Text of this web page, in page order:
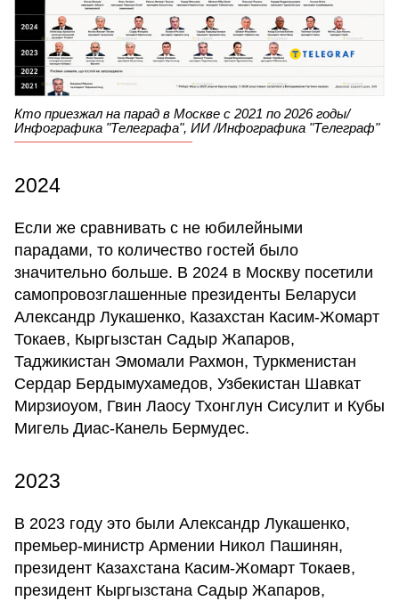
Кто приезжал на парад в Москве с 2021 по 2026 годы/
Инфографика "Телеграфа", ИИ /Инфографика "Телеграф"
2024
Если же сравнивать с не юбилейными
парадами, то количество гостей было
значительно больше. В 2024 в Москву посетили
самопровозглашенные президенты Беларуси
Александр Лукашенко, Казахстан Касим-Жомарт
Токаев, Кыргызстан Садыр Жапаров,
Таджикистан Эмомали Рахмон, Туркменистан
Сердар Бердымухамедов, Узбекистан Шавкат
Мирзиоуом, Гвин Лаосу Тхонглун Сисулит и Кубы
Мигель Диас-Канель Бермудес.
2023
В 2023 году это были Александр Лукашенко,
премьер-министр Армении Никол Пашинян,
президент Казахстана Касим-Жомарт Токаев,
президент Кыргызстана Садыр Жапаров,